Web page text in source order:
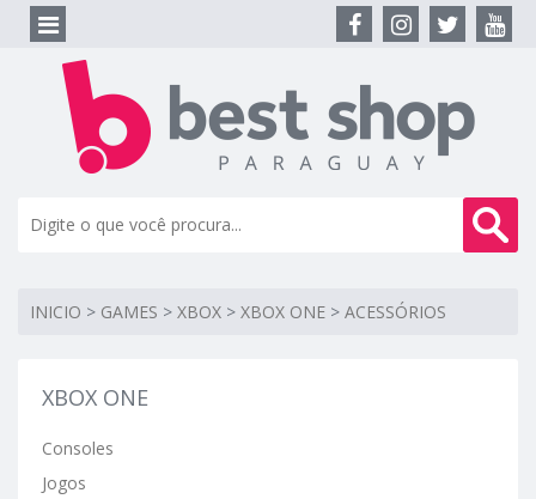
INICIO > GAMES > XBOX > XBOX ONE > ACESSÓRIOS
XBOX ONE
Consoles
Jogos